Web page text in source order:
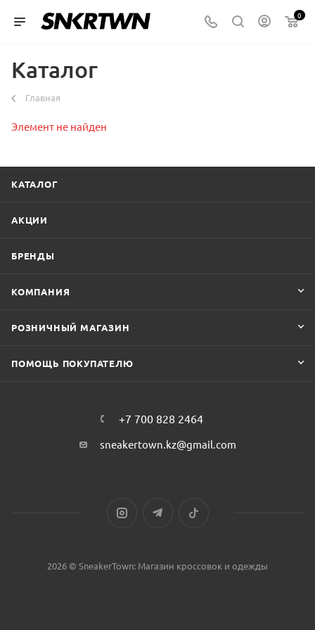
0
Каталог
Главная
Элемент не найден
КАТАЛОГ
АКЦИИ
БРЕНДЫ
КОМПАНИЯ
РОЗНИЧНЫЙ МАГАЗИН
ПОМОЩЬ ПОКУПАТЕЛЮ
+7 700 828 2464
sneakertown.kz@gmail.com
2026 © SneakerTown: Магазин кроссовок и одежды